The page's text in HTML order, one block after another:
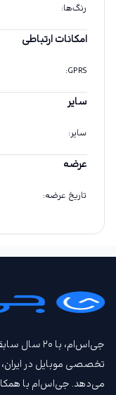
رنگ‌ها:
امکانات ارتباطی
GPRS
:
سایر
سایر:
عرضه
تاریخ عرضه:
جی‌اس‌ام، با
تخصصی موبایل در ایران،
می‌دهد. جی‌اس‌ام با